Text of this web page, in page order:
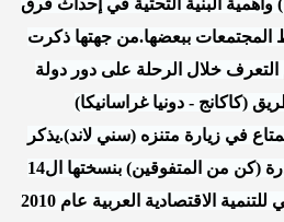
المجتمعات ببعضها.من جهتها ذكرت
التعرف خلال الرحلة على دور دولة
(كاكانج - دونيا غراسانيكا)
في زيارة متنزه (سني لاند).يذكر
أن الرحلتين كانتا ضمن مبادرة (كن من المتفوقين) بنسختها ال14
التي أطلقها الصندوق الكويتي للتنمية الاقتصادية العربية عام 2010